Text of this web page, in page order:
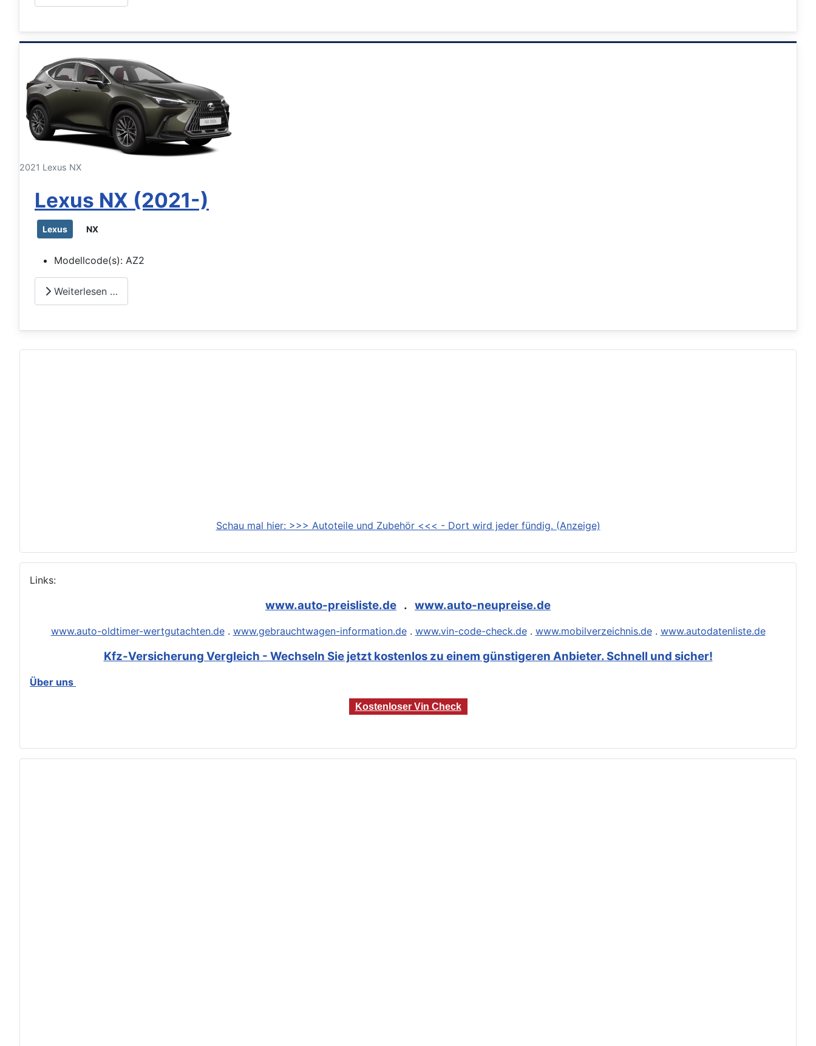
2021 Lexus NX
Lexus NX (2021-)
Lexus NX
Modellcode(s): AZ2
Weiterlesen …
Schau mal hier: >>> Autoteile und Zubehör <<< - Dort wird jeder fündig. (Anzeige)
Links:
www.auto-preisliste.de . www.auto-neupreise.de
www.auto-oldtimer-wertgutachten.de. www.gebrauchtwagen-information.de. www.vin-code-check.de. www.mobilverzeichnis.de. www.autodatenliste.de
Kfz-Versicherung Vergleich - Wechseln Sie jetzt kostenlos zu einem günstigeren Anbieter. Schnell und sicher!
Über uns
Kostenloser Vin Check